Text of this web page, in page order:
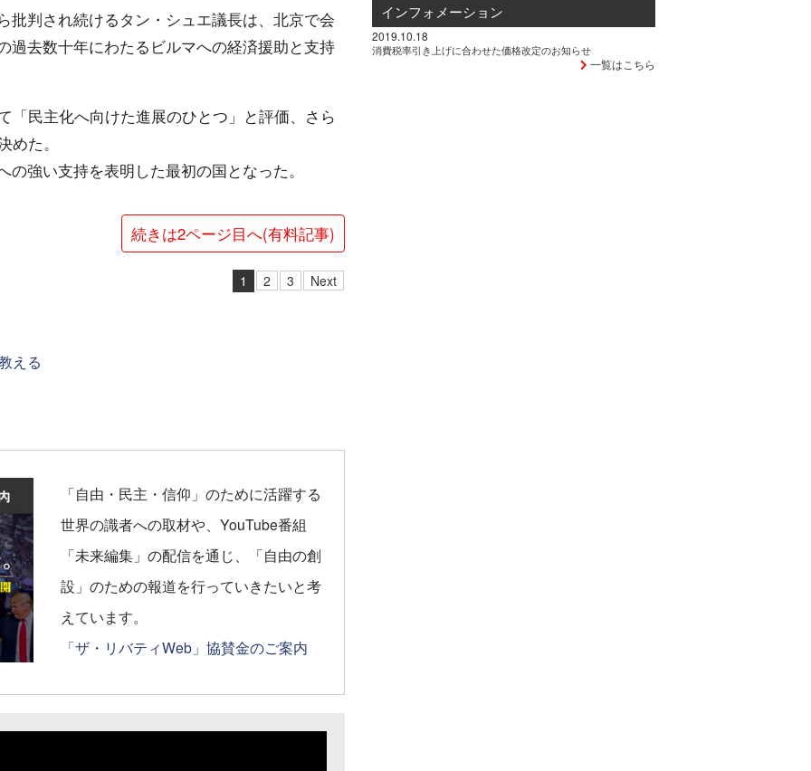
批判され続けるタン・シュエ議長は、北京で会
過去数十年にわたるビルマへの経済援助と支持
「民主化へ向けた進展のひとつ」と評価、さら
た。
強い支持を表明した最初の国となった。
続きは2ページ目へ(有料記事)
1 2 3 Next
える
「自由・民主・信仰」のために活躍する
世界の識者への取材や、YouTube番組
「未来編集」の配信を通じ、「自由の創
設」のための報道を行っていきたいと考
えています。
「ザ・リバティWeb」協賛金のご案内
インフォメーション
2019.10.18
消費税率引き上げに合わせた価格改定のお知らせ
一覧はこちら